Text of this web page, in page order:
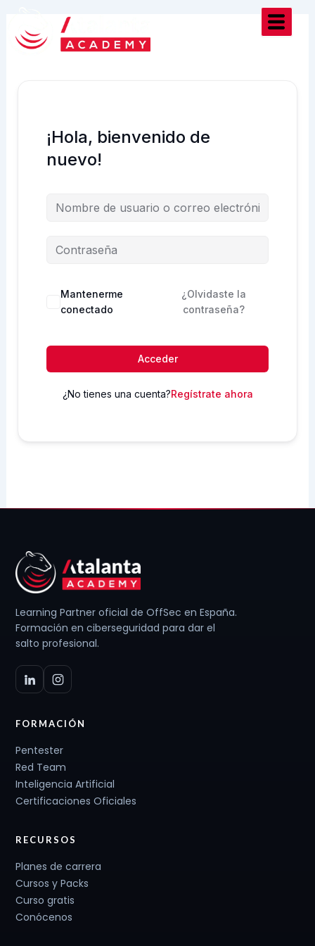
contenido
¡Hola, bienvenido de
nuevo!
Mantenerme
conectado
¿Olvidaste la
contraseña?
Acceder
¿No tienes una cuenta?Regístrate ahora
Learning Partner oficial de OffSec en España.
Formación en ciberseguridad para dar el
salto profesional.
FORMACIÓN
Pentester
Red Team
Inteligencia Artificial
Certificaciones Oficiales
RECURSOS
Planes de carrera
Cursos y Packs
Curso gratis
Conócenos